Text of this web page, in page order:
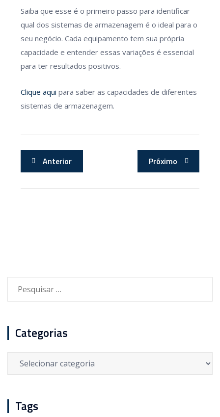
Saiba que esse é o primeiro passo para identificar
qual dos sistemas de armazenagem é o ideal para o
seu negócio. Cada equipamento tem sua própria
capacidade e entender essas variações é essencial
para ter resultados positivos.
Clique aqui para saber as capacidades de diferentes
sistemas de armazenagem.
Anterior Próximo
Categorias
Categorias
Tags